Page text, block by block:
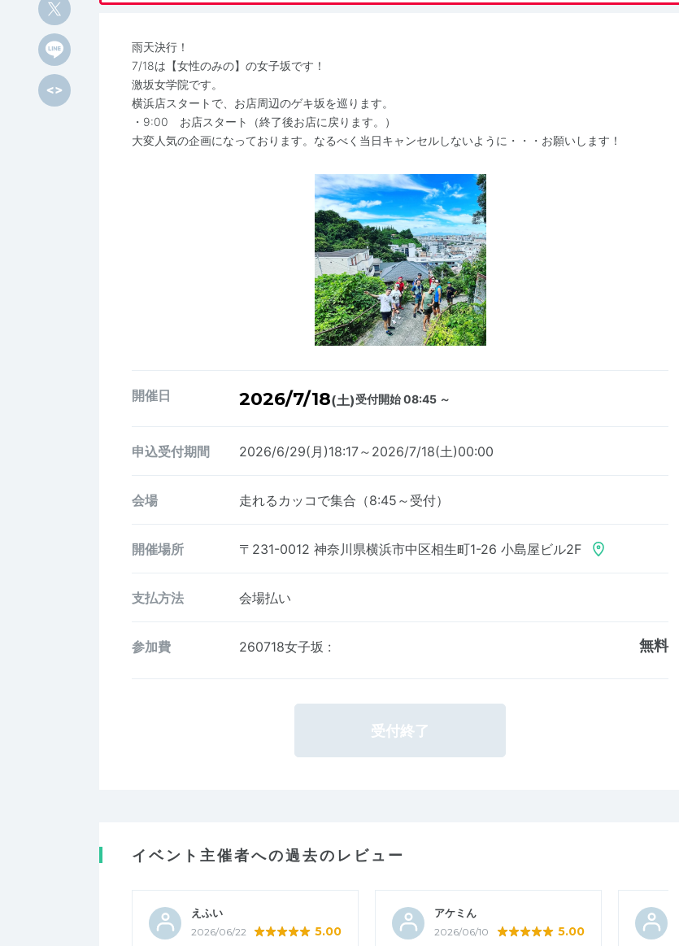
雨天決行！
7/18は【女性のみの】の女子坂です！
激坂女学院です。
横浜店スタートで、お店周辺のゲキ坂を巡ります。
・9:00 お店スタート（終了後お店に戻ります。）
大変人気の企画になっております。なるべく当日キャンセルしないように・・・お願いします！
開催日 2026/7/18(土)受付開始 08:45 ～
申込受付期間 2026/6/29(月)18:17～2026/7/18(土)00:00
会場 走れるカッコで集合（8:45～受付）
開催場所 〒231-0012 神奈川県横浜市中区相生町1-26 小島屋ビル2F
支払方法 会場払い
参加費 260718女子坂 : 無料
受付終了
イベント主催者への過去のレビュー
えふい
2026/06/22 5.00
アケミん
2026/06/10 5.00